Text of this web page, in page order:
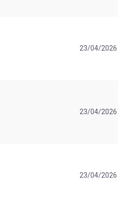
23/04/2026
23/04/2026
23/04/2026